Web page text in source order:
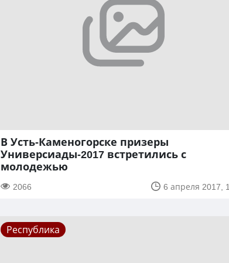
В Усть-Каменогорске призеры
Универсиады-2017 встретились с
молодежью
2066 6 апреля 2017,
Республика